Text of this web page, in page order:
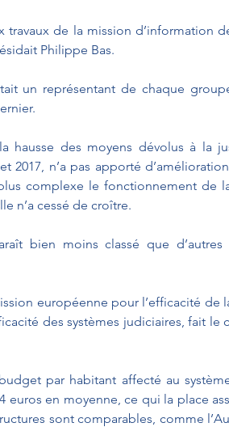
de la mission d’information
Philippe Bas.
un représentant de chaque
hausse des moyens dévolus à la
2017, n’a pas apporté
complexe le fonctionnement de
n’a cessé de croître.
bien moins classé que d’autres
européenne pour l’efficacité de
des systèmes judiciaires, fait le
par habitant affecté au
euros en moyenne, ce qui la place
sont comparables, comme